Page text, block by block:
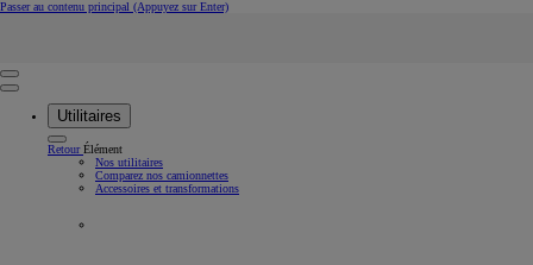
Passer au contenu principal (Appuyez sur Enter)
Utilitaires
RetourÉlément
Nos utilitaires
Comparez nos camionnettes
Accessoires et transformations